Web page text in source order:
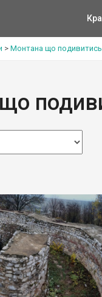
> Монтана що подивитись